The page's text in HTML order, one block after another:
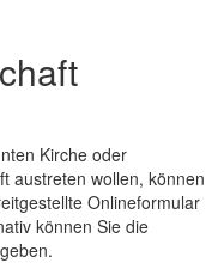
Kirche oder
austreten wollen, können
Onlineformular
können Sie die